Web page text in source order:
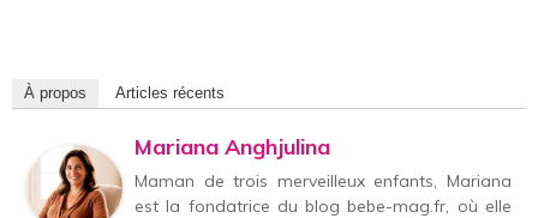
À propos Articles récents
Mariana Anghjulina
Maman de trois merveilleux enfants, Mariana
est la fondatrice du blog bebe-mag.fr, où elle